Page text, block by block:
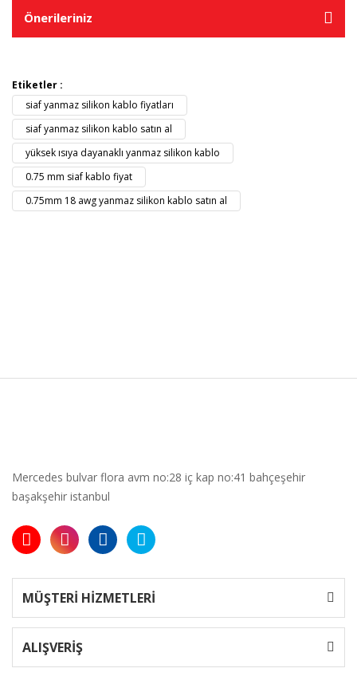
Önerileriniz
Etiketler :
siaf yanmaz silikon kablo fiyatları
siaf yanmaz silikon kablo satın al
yüksek ısıya dayanaklı yanmaz silikon kablo
0.75 mm siaf kablo fiyat
0.75mm 18 awg yanmaz silikon kablo satın al
Mercedes bulvar flora avm no:28 iç kap no:41 bahçeşehir
başakşehir istanbul
MÜŞTERİ HİZMETLERİ
ALIŞVERİŞ